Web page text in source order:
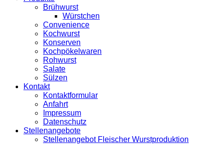
Brühwurst
Würstchen
Convenience
Kochwurst
Konserven
Kochpökelwaren
Rohwurst
Salate
Sülzen
Kontakt
Kontaktformular
Anfahrt
Impressum
Datenschutz
Stellenangebote
Stellenangebot Fleischer Wurstproduktion